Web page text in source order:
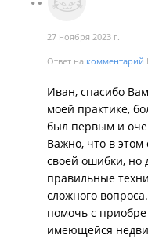
*** сработал
обьекат - и мой, и
Неплохая такая
факту - подсудное
Агент до самого
обременения,
инстанции и
через 2 месяца!
обременение. Без
возился гораздо
Могу сказать что
полном объеме,
27 ноября 2023 г.
Ответ на комментарий
Иван, спасибо
моей практике,
был первым и
Важно, что в этом
своей ошибки, но
правильные
сложного
помочь с
имеющейся